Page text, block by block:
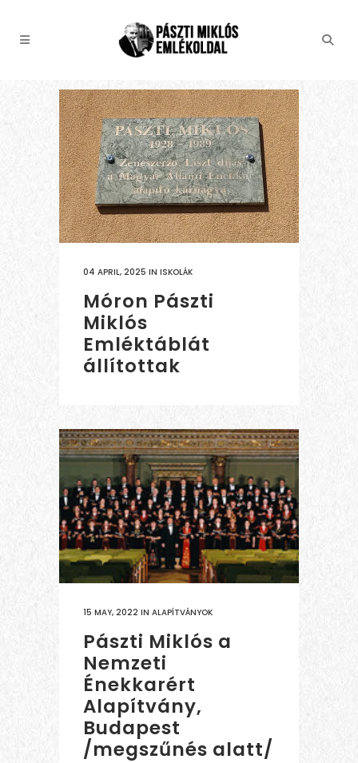
04 APRIL, 2025 IN ISKOLÁK
Móron Pászti
Miklós
Emléktáblát
állítottak
15 MAY, 2022 IN ALAPÍTVÁNYOK
Pászti Miklós a
Nemzeti
Énekkarért
Alapítvány,
Budapest
/megszűnés alatt/